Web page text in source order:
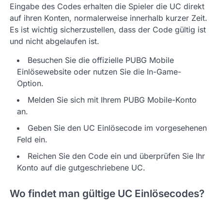
Eingabe des Codes erhalten die Spieler die UC direkt
auf ihren Konten, normalerweise innerhalb kurzer Zeit.
Es ist wichtig sicherzustellen, dass der Code gültig ist
und nicht abgelaufen ist.
Besuchen Sie die offizielle PUBG Mobile
Einlösewebsite oder nutzen Sie die In-Game-
Option.
Melden Sie sich mit Ihrem PUBG Mobile-Konto
an.
Geben Sie den UC Einlösecode im vorgesehenen
Feld ein.
Reichen Sie den Code ein und überprüfen Sie Ihr
Konto auf die gutgeschriebene UC.
Wo findet man gültige UC Einlösecodes?